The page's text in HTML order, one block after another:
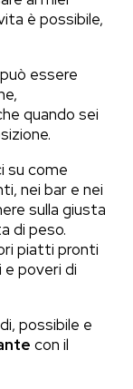
è possibile,
essere
quando sei
su come
nei bar e nei
sulla giusta
di peso.
piatti pronti
poveri di
possibile e
con il